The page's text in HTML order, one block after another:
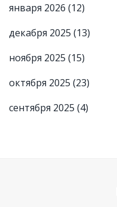
января 2026 (12)
декабря 2025 (13)
ноября 2025 (15)
октября 2025 (23)
сентября 2025 (4)